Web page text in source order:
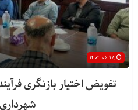
تفویض اختیار بازنگری